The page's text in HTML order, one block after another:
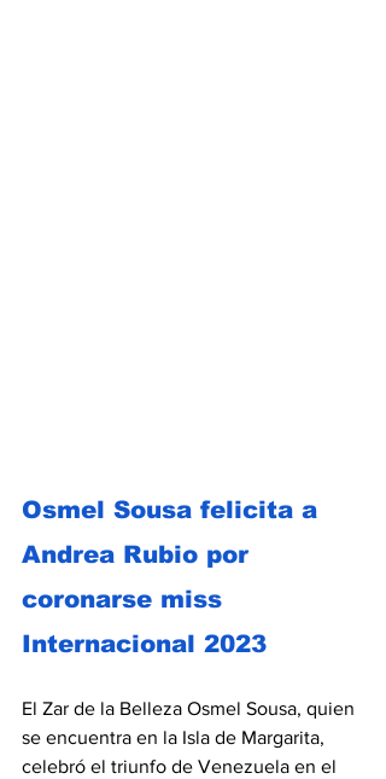
Osmel Sousa felicita a
Andrea Rubio por
coronarse miss
Internacional 2023
El Zar de la Belleza Osmel Sousa, quien
se encuentra en la Isla de Margarita,
celebró el triunfo de Venezuela en el